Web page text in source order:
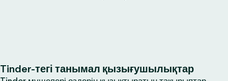
Tinder-тегі танымал қызығушылықтар